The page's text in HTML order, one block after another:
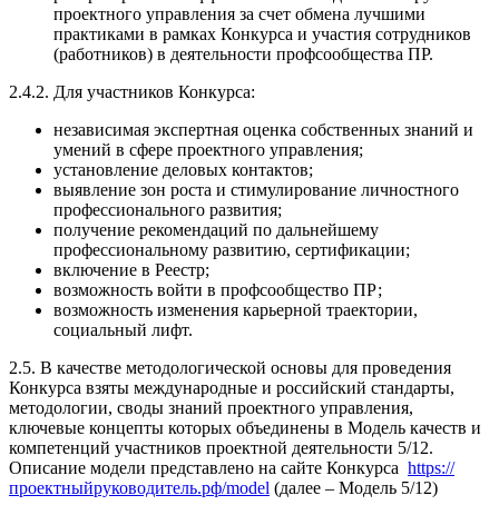
проектного управления за счет обмена лучшими
практиками в рамках Конкурса и участия сотрудников
(работников) в деятельности профсообщества ПР.
2.4.2. Для участников Конкурса:
независимая экспертная оценка собственных знаний и
умений в сфере проектного управления;
установление деловых контактов;
выявление зон роста и стимулирование личностного
профессионального развития;
получение рекомендаций по дальнейшему
профессиональному развитию, сертификации;
включение в Реестр;
возможность войти в профсообщество ПР;
возможность изменения карьерной траектории,
социальный лифт.
2.5. В качестве методологической основы для проведения
Конкурса взяты международные и российский стандарты,
методологии, своды знаний проектного управления,
ключевые концепты которых объединены в Модель качеств и
компетенций участников проектной деятельности 5/12.
Описание модели представлено на сайте Конкурса https://
проектныйруководитель.рф/model (далее – Модель 5/12)